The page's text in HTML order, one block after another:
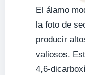
El álamo
la foto de
producir
valiosos.
4,6-